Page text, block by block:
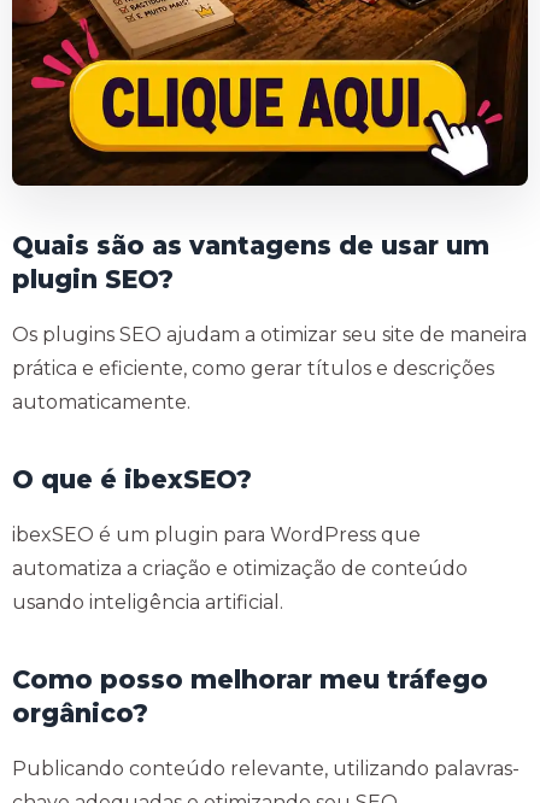
Quais são as vantagens de usar um
plugin SEO?
Os plugins SEO ajudam a otimizar seu site de maneira
prática e eficiente, como gerar títulos e descrições
automaticamente.
O que é ibexSEO?
ibexSEO é um plugin para WordPress que
automatiza a criação e otimização de conteúdo
usando inteligência artificial.
Como posso melhorar meu tráfego
orgânico?
Publicando conteúdo relevante, utilizando palavras-